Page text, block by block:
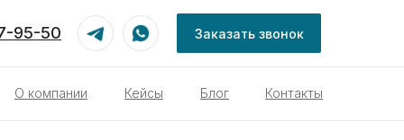
Заказать звонок
95-50
О компании Кейсы Блог Контакты